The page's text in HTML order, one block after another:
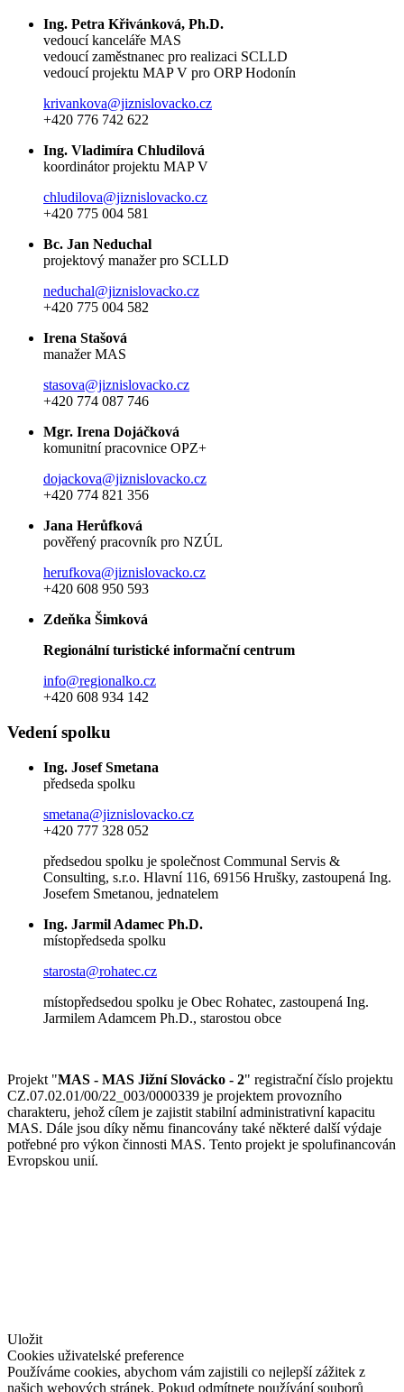
Ing. Petra Křivánková, Ph.D.
vedoucí kanceláře MAS
vedoucí zaměstnanec pro realizaci SCLLD
vedoucí projektu MAP V pro ORP Hodonín
krivankova@jiznislovacko.cz
+420 776 742 622
Ing. Vladimíra Chludilová
koordinátor projektu MAP V
chludilova@jiznislovacko.cz
+420 775 004 581
Bc. Jan Neduchal
projektový manažer pro SCLLD
neduchal@jiznislovacko.cz
+420 775 004 582
Irena Stašová
manažer MAS
stasova@jiznislovacko.cz
+420 774 087 746
Mgr. Irena Dojáčková
komunitní pracovnice OPZ+
dojackova@jiznislovacko.cz
+420 774 821 356
Jana Herůfková
pověřený pracovník pro NZÚL
herufkova@jiznislovacko.cz
+420 608 950 593
Zdeňka Šimková
Regionální turistické informační centrum
info@regionalko.cz
+420 608 934 142
Vedení spolku
Ing. Josef Smetana
předseda spolku
smetana@jiznislovacko.cz
+420 777 328 052
předsedou spolku je společnost Communal Servis &
Consulting, s.r.o. Hlavní 116, 69156 Hrušky, zastoupená Ing.
Josefem Smetanou, jednatelem
Ing. Jarmil Adamec Ph.D.
místopředseda spolku
starosta@rohatec.cz
místopředsedou spolku je Obec Rohatec, zastoupená Ing.
Jarmilem Adamcem Ph.D., starostou obce
Projekt "MAS - MAS Jižní Slovácko - 2" registrační číslo projektu
CZ.07.02.01/00/22_003/0000339 je projektem provozního
charakteru, jehož cílem je zajistit stabilní administrativní kapacitu
MAS. Dále jsou díky němu financovány také některé další výdaje
potřebné pro výkon činnosti MAS. Tento projekt je spolufinancován
Evropskou unií.
Uložit
Cookies uživatelské preference
Používáme cookies, abychom vám zajistili co nejlepší zážitek z
našich webových stránek. Pokud odmítnete používání souborů